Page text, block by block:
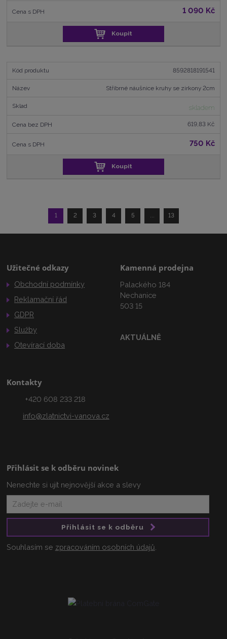
1 090 Kč
Koupit
8592818191541
Stříbrné náušnice kruhy se zirkony 2cm
skladem
619,83 Kč
750 Kč
Koupit
1 2 3 4 5 ... 13
Užitečné odkazy
Obchodní podmínky
Reklamační řád
GDPR
Služby
Otevírací doba
Kamenná prodejna
Palackého 184
Nechanice
503 15
AKTUÁLNĚ
Kontakty
+420 608 233 218
info@zlatnictvi-vanova.cz
Přihlásit se k odběru novinek
Nenechte si ujít nejnovější akce a slevy
Přihlásit se k odběru
Souhlasím se zpracováním osobních údajů